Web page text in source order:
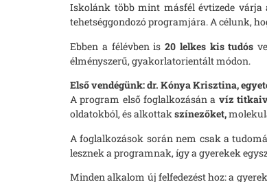
Iskolánk több mint másfél évtizede várja
tehetséggondozó programjára. A célunk,
Ebben a félévben is20 lelkes kis tudós
élményszerű, gyakorlatorientált módon.
Első vendégünk: dr. Kónya Krisztina,
A program első foglalkozásán a víz
oldatokból, és alkottakszínezőket,
A foglalkozások során nem csak a
lesznek a programnak, így a gyerekek
Minden alkalom új felfedezést hoz: a